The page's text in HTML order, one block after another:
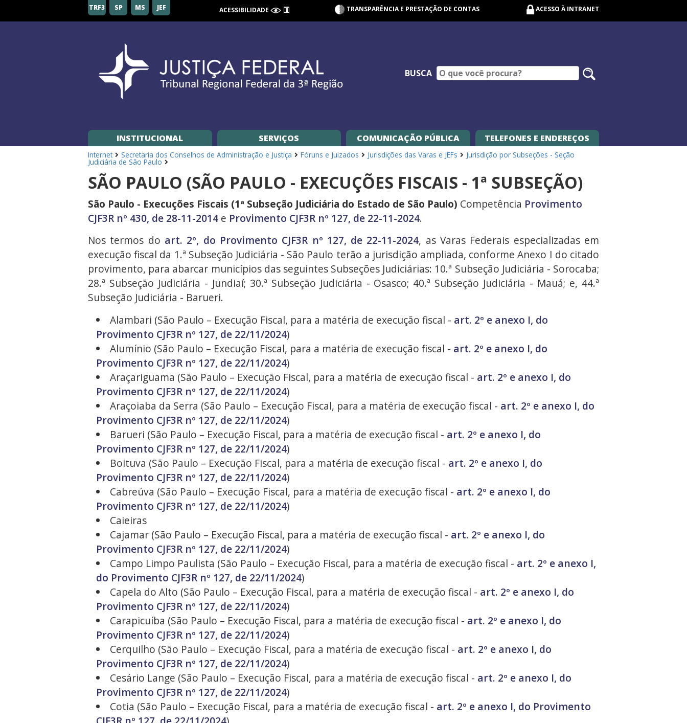
Federal
TRF3 SP MS JEF ACESSIBILIDADE TRANSPARÊNCIA E PRESTAÇÃO DE CONTAS ACESSO À INTRANET
BUSCA
INSTITUCIONAL SERVIÇOS COMUNICAÇÃO PÚBLICA TELEFONES E ENDEREÇOS
Internet Secretaria dos Conselhos de Administração e Justiça Fóruns e Juizados Jurisdições das Varas e JEFs Jurisdição por Subseções - Seção
Judiciária de São Paulo
SÃO PAULO (SÃO PAULO - EXECUÇÕES FISCAIS - 1ª SUBSEÇÃO)
São Paulo - Execuções Fiscais (1ª Subseção Judiciária do Estado de São Paulo) Competência Provimento
CJF3R nº 430, de 28-11-2014 e Provimento CJF3R nº 127, de 22-11-2024.
Nos termos do art. 2º, do Provimento CJF3R nº 127, de 22-11-2024, as Varas Federais especializadas em
execução fiscal da 1.ª Subseção Judiciária - São Paulo terão a jurisdição ampliada, conforme Anexo I do citado
provimento, para abarcar municípios das seguintes Subseções Judiciárias: 10.ª Subseção Judiciária - Sorocaba;
28.ª Subseção Judiciária - Jundiaí; 30.ª Subseção Judiciária - Osasco; 40.ª Subseção Judiciária - Mauá; e, 44.ª
Subseção Judiciária - Barueri.
Alambari (São Paulo – Execução Fiscal, para a matéria de execução fiscal - art. 2º e anexo I, do
Provimento CJF3R nº 127, de 22/11/2024)
Alumínio (São Paulo – Execução Fiscal, para a matéria de execução fiscal - art. 2º e anexo I, do
Provimento CJF3R nº 127, de 22/11/2024)
Araçariguama (São Paulo – Execução Fiscal, para a matéria de execução fiscal - art. 2º e anexo I, do
Provimento CJF3R nº 127, de 22/11/2024)
Araçoiaba da Serra (São Paulo – Execução Fiscal, para a matéria de execução fiscal - art. 2º e anexo I, do
Provimento CJF3R nº 127, de 22/11/2024)
Barueri (São Paulo – Execução Fiscal, para a matéria de execução fiscal - art. 2º e anexo I, do
Provimento CJF3R nº 127, de 22/11/2024)
Boituva (São Paulo – Execução Fiscal, para a matéria de execução fiscal - art. 2º e anexo I, do
Provimento CJF3R nº 127, de 22/11/2024)
Cabreúva (São Paulo – Execução Fiscal, para a matéria de execução fiscal - art. 2º e anexo I, do
Provimento CJF3R nº 127, de 22/11/2024)
Caieiras
Cajamar (São Paulo – Execução Fiscal, para a matéria de execução fiscal - art. 2º e anexo I, do
Provimento CJF3R nº 127, de 22/11/2024)
Campo Limpo Paulista (São Paulo – Execução Fiscal, para a matéria de execução fiscal - art. 2º e anexo I,
do Provimento CJF3R nº 127, de 22/11/2024)
Capela do Alto (São Paulo – Execução Fiscal, para a matéria de execução fiscal - art. 2º e anexo I, do
Provimento CJF3R nº 127, de 22/11/2024)
Carapicuíba (São Paulo – Execução Fiscal, para a matéria de execução fiscal - art. 2º e anexo I, do
Provimento CJF3R nº 127, de 22/11/2024)
Cerquilho (São Paulo – Execução Fiscal, para a matéria de execução fiscal - art. 2º e anexo I, do
Provimento CJF3R nº 127, de 22/11/2024)
Cesário Lange (São Paulo – Execução Fiscal, para a matéria de execução fiscal - art. 2º e anexo I, do
Provimento CJF3R nº 127, de 22/11/2024)
Cotia (São Paulo – Execução Fiscal, para a matéria de execução fiscal - art. 2º e anexo I, do Provimento